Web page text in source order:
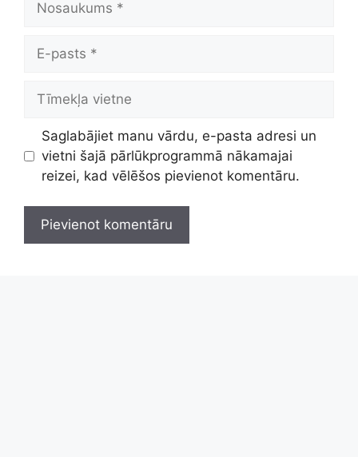
pasts
vietne
Saglabājiet manu vārdu, e-pasta adresi un
vietni šajā pārlūkprogrammā nākamajai
reizei, kad vēlēšos pievienot komentāru.